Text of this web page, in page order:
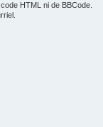
HTML ni de BBCode.